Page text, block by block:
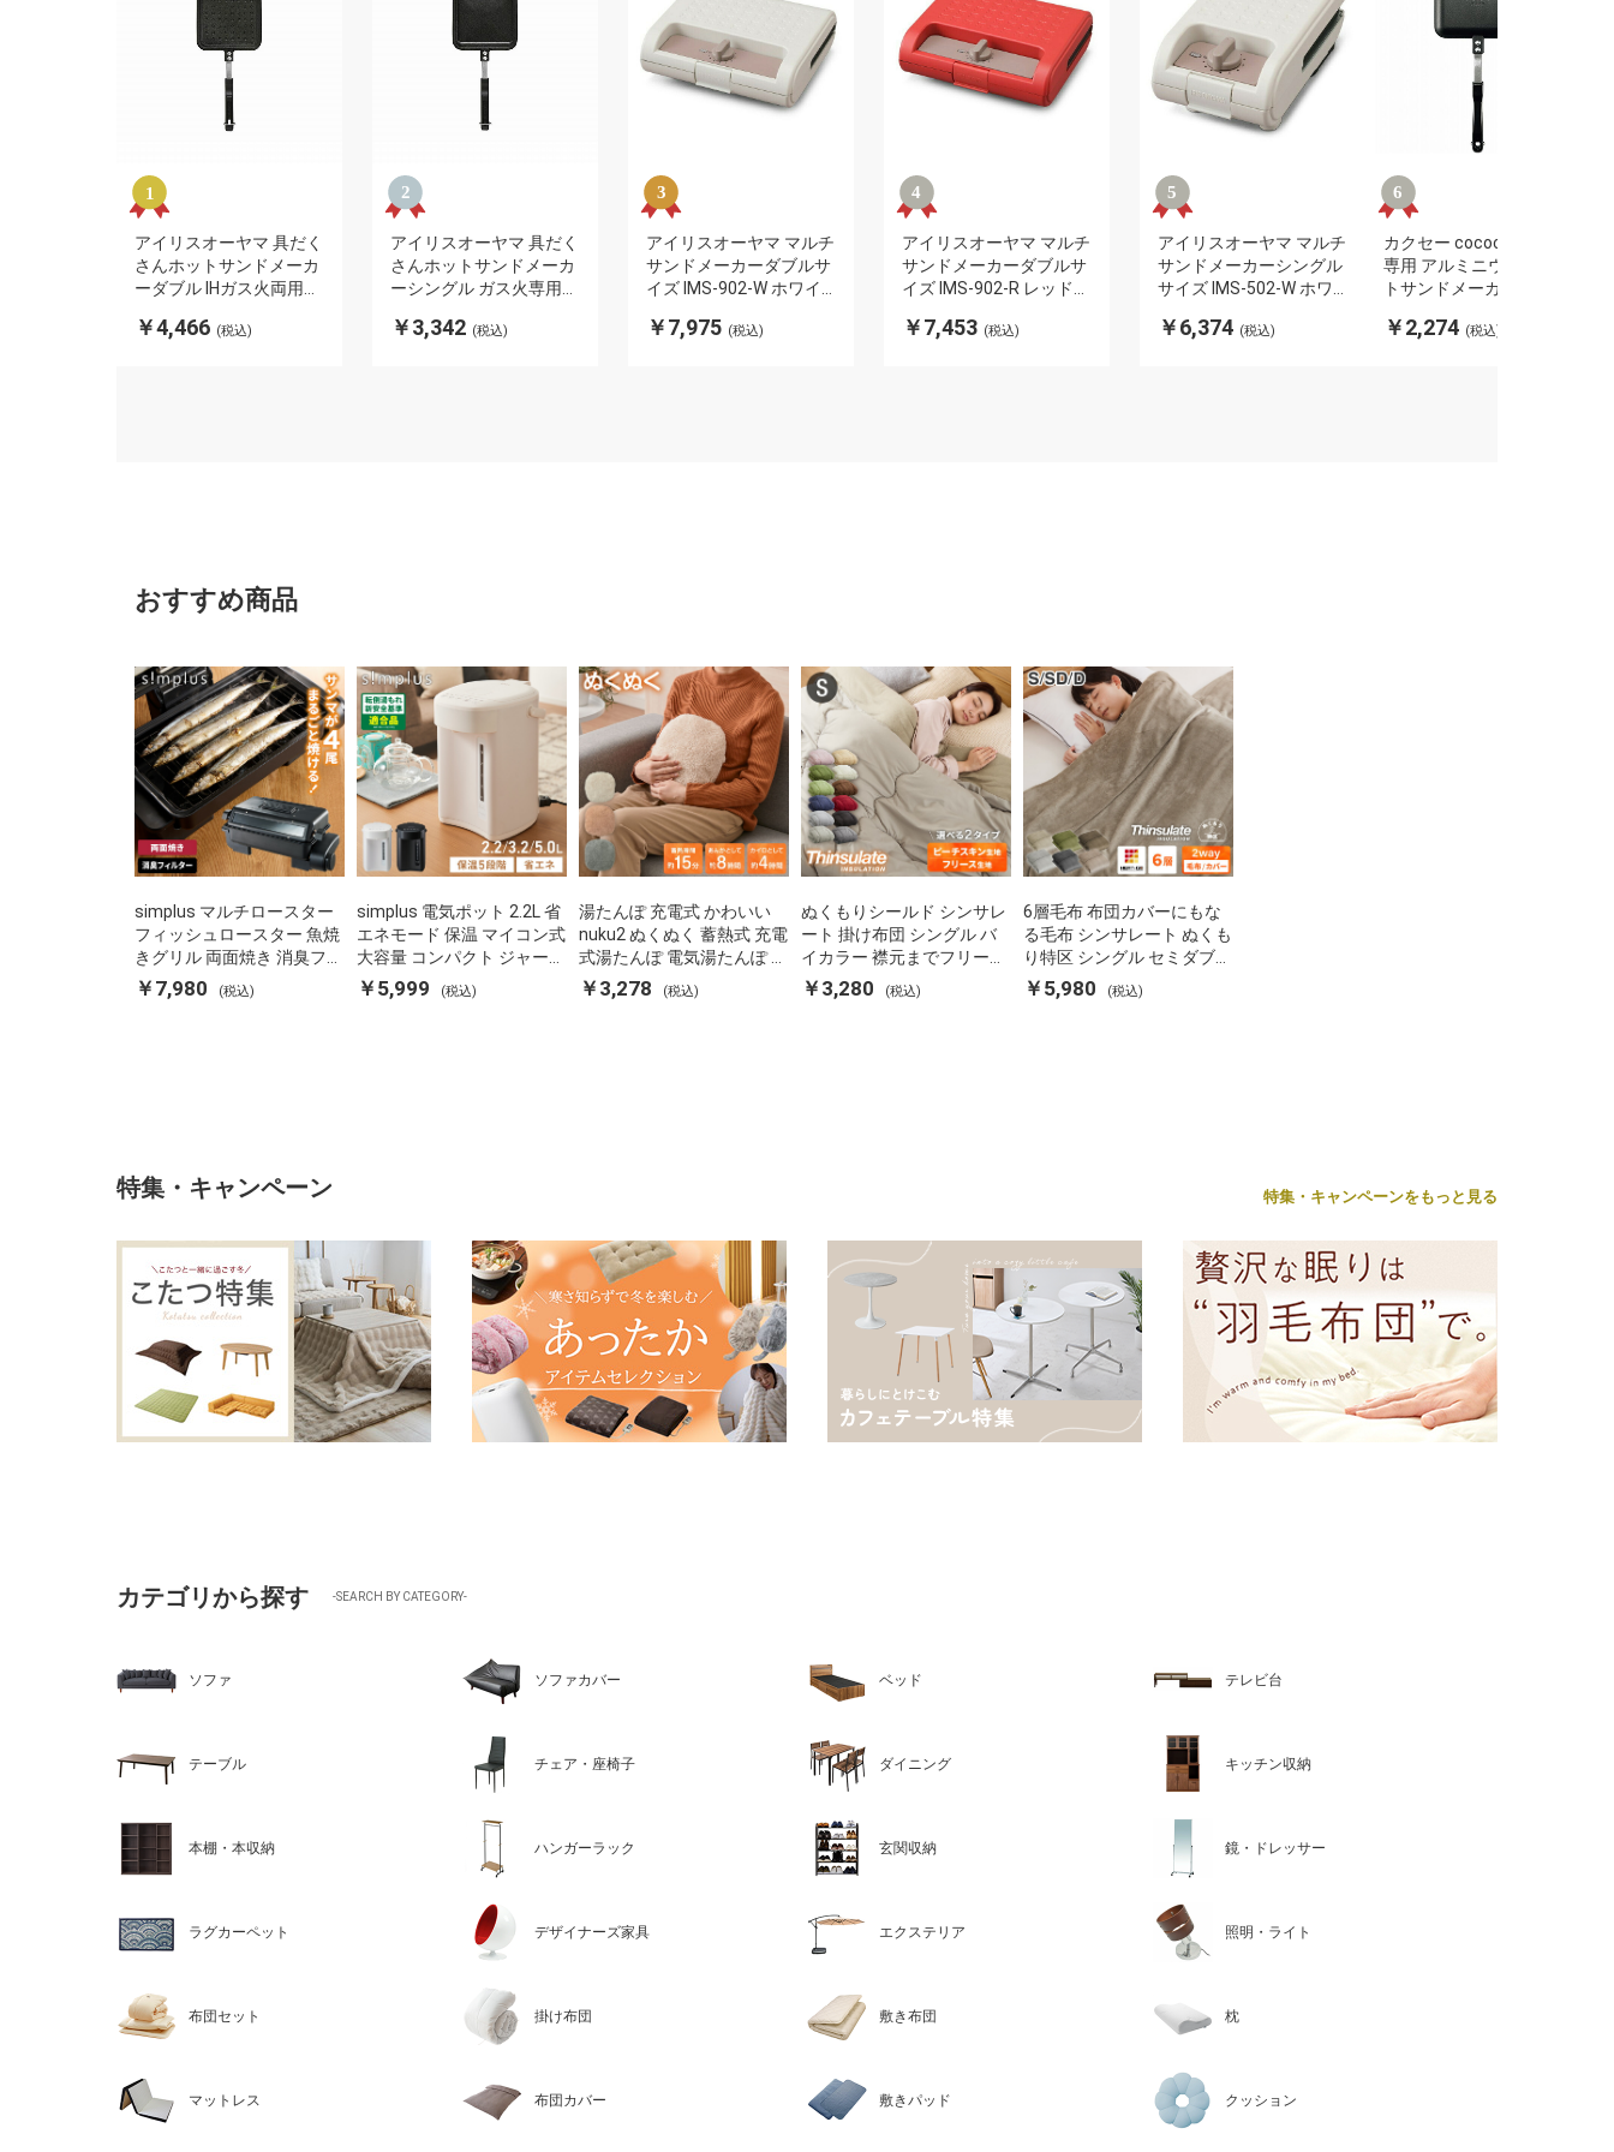
アイリスオーヤマ 具だく
さんホットサンドメーカ
ーダブル IHガス火両用
OHYAMA(代引不可)
￥4,466 (税込)
アイリスオーヤマ 具だく
さんホットサンドメーカ
ーシングル ガス火専用
OHYAMA(代引不可)
￥3,342 (税込)
アイリスオーヤマ マルチ
サンドメーカーダブルサ
イズ IMS-902-W ホワイ
ダブルサイズ IRIS
￥7,975 (税込)
アイリスオーヤマ マルチ
サンドメーカーダブルサ
イズ IMS-902-R レッド
ブルサイズ IRIS
￥7,453 (税込)
アイリスオーヤマ マルチ
サンドメーカーシングル
サイズ IMS-502-W ホワ
ーシングルサイズ IRIS
￥6,374 (税込)
カクセー cococafe 直火
専用 アルミニウム ホッ
トサンドメーカー ブラッ
パン 焦げ付きにくい キ
￥2,274 (税込)
おすすめ商品
simplus マルチロースター
フィッシュロースター 魚焼
きグリル 両面焼き 消臭フィ
ルター 焼き魚 両面ヒーター
タイマー付き SP-FRS01 マ
￥7,980 (税込)
simplus 電気ポット 2.2L 省
エネモード 保温 マイコン式
大容量 コンパクト ジャーポ
ット ポット カルキ抜き 空
焚き防止 温度調節 軽量 SP-
￥5,999 (税込)
湯たんぽ 充電式 かわいい
nuku2 ぬくぬく 蓄熱式 充電
式湯たんぽ 電気湯たんぽ コ
ードレス湯たんぽ エコ 節電
節約 省エネ 充電式エコ電気
￥3,278 (税込)
ぬくもりシールド シンサレ
ート 掛け布団 シングル バ
イカラー 襟元までフリース
カバーなしで使える 軽い 丸
洗い 断熱 保温 抗菌防臭 洗
￥3,280 (税込)
6層毛布 布団カバーにもな
る毛布 シンサレート ぬくも
り特区 シングル セミダブル
ダブル ブランケット 掛け布
団カバー フランネル 保温
￥5,980 (税込)
特集・キャンペーン 特集・キャンペーンをもっと見る
カテゴリから探す -SEARCH BY CATEGORY-
ソファ ソファカバー ベッド テレビ台
テーブル チェア・座椅子 ダイニング キッチン収納
本棚・本収納 ハンガーラック 玄関収納 鏡・ドレッサー
ラグカーペット デザイナーズ家具 エクステリア 照明・ライト
布団セット 掛け布団 敷き布団 枕
マットレス 布団カバー 敷きパッド クッション